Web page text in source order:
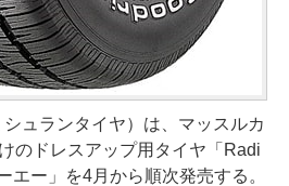
ュランタイヤ）は、マッスルカ
のドレスアップ用タイヤ「Radi
エー」を4月から順次発売する。